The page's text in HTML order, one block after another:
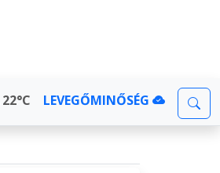
22°C LEVEGŐMINŐSÉG